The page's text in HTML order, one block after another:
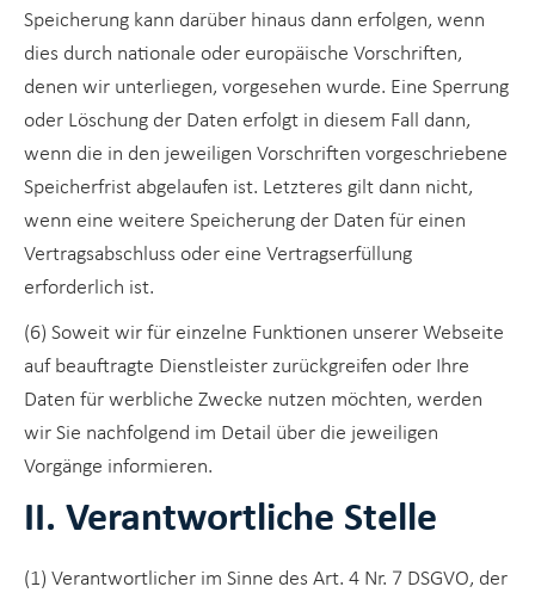
Speicherung kann darüber hinaus dann erfolgen, wenn
dies durch nationale oder europäische Vorschriften,
denen wir unterliegen, vorgesehen wurde. Eine Sperrung
oder Löschung der Daten erfolgt in diesem Fall dann,
wenn die in den jeweiligen Vorschriften vorgeschriebene
Speicherfrist abgelaufen ist. Letzteres gilt dann nicht,
wenn eine weitere Speicherung der Daten für einen
Vertragsabschluss oder eine Vertragserfüllung
erforderlich ist.
(6) Soweit wir für einzelne Funktionen unserer Webseite
auf beauftragte Dienstleister zurückgreifen oder Ihre
Daten für werbliche Zwecke nutzen möchten, werden
wir Sie nachfolgend im Detail über die jeweiligen
Vorgänge informieren.
II. Verantwortliche Stelle
(1) Verantwortlicher im Sinne des Art. 4 Nr. 7 DSGVO, der